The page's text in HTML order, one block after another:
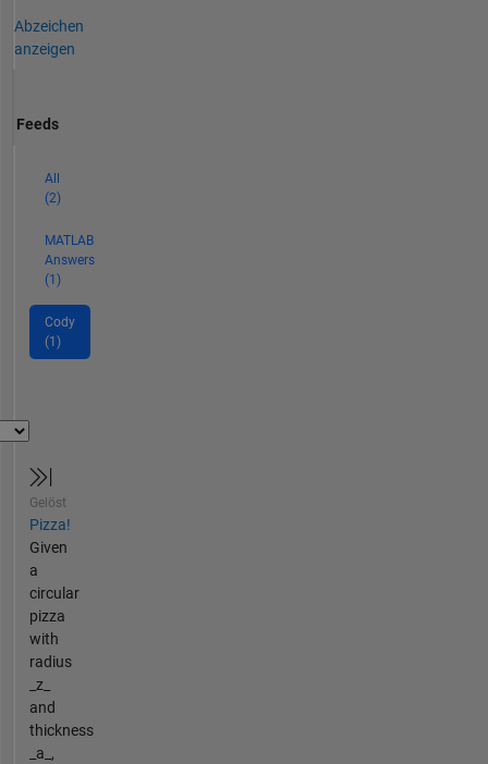
Abzeichen
anzeigen
Feeds
All
(2)
MATLAB
Answers
(1)
Cody
(1)
Gelöst
Pizza!
Given
a
circular
pizza
with
radius
_z_
and
thickness
_a_,